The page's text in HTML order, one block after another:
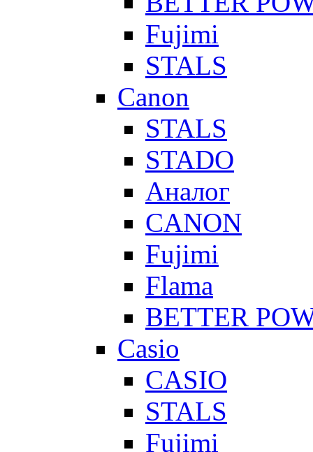
Fujimi
STALS
Canon
STALS
STADO
Аналог
CANON
Fujimi
Flama
BETTER
Casio
CASIO
STALS
Fujimi